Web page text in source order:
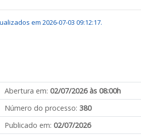
em 2026-07-03 09:12:17.
Abertura em: 02/07/2026 às 08:00h
Número do processo: 380
Publicado em: 02/07/2026